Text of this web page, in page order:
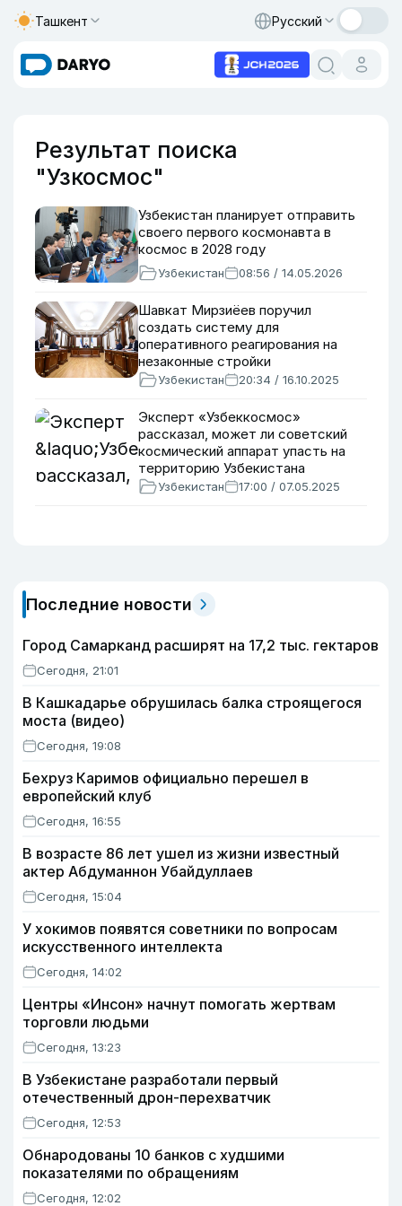
Ташкент Русский
Результат поиска
"Узкосмос"
Узбекистан планирует отправить
своего первого космонавта в
космос в 2028 году
Узбекистан 08:56 / 14.05.2026
Шавкат Мирзиёев поручил
создать систему для
оперативного реагирования на
незаконные стройки
Узбекистан 20:34 / 16.10.2025
Эксперт «Узбеккосмос»
рассказал, может ли советский
космический аппарат упасть на
территорию Узбекистана
Узбекистан 17:00 / 07.05.2025
Последние новости
Город Самарканд расширят на 17,2 тыс. гектаров
Сегодня, 21:01
В Кашкадарье обрушилась балка строящегося
моста (видео)
Сегодня, 19:08
Бехруз Каримов официально перешел в
европейский клуб
Сегодня, 16:55
В возрасте 86 лет ушел из жизни известный
актер Абдуманнон Убайдуллаев
Сегодня, 15:04
У хокимов появятся советники по вопросам
искусственного интеллекта
Сегодня, 14:02
Центры «Инсон» начнут помогать жертвам
торговли людьми
Сегодня, 13:23
В Узбекистане разработали первый
отечественный дрон-перехватчик
Сегодня, 12:53
Обнародованы 10 банков с худшими
показателями по обращениям
Сегодня, 12:02